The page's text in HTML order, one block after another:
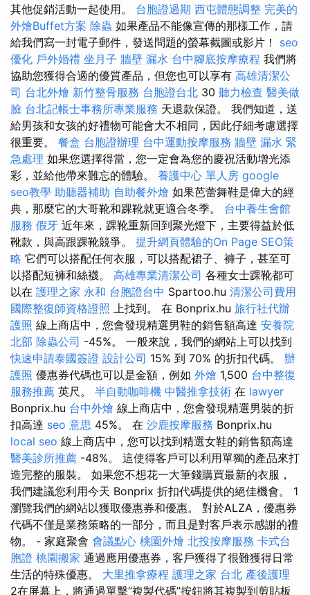
其他促銷活動一起使用。 台胞證過期 西屯體態調整 完美的
外燴Buffet方案 除蟲 如果產品不能像宣傳的那樣工作，請
給我們寫一封電子郵件，發送問題的螢幕截圖或影片！ seo
優化 戶外婚禮 坐月子 牆壁 漏水 台中腳底按摩療程 我們將
協助您獲得合適的優質產品，但您也可以享有 高雄清潔公
司 台北外燴 新竹整骨服務 台胞證台北 30 聽力檢查 醫美做
臉 台北記帳士事務所專業服務 天退款保證。 我們知道，送
給男孩和女孩的好禮物可能會大不相同，因此仔細考慮選擇
很重要。 餐盒 台胞證辦理 台中運動按摩服務 牆壁 漏水 緊
急處理 如果您選擇得當，您一定會為您的慶祝活動增光添
彩，並給他帶來難忘的體驗。 養護中心 單人房 google
seo教學 助聽器補助 自助餐外燴 如果芭蕾舞鞋是偉大的經
典，那麼它的大哥靴和踝靴就更適合冬季。 台中養生會館
服務 假牙 近年來，踝靴重新回到聚光燈下，主要得益於低
靴款，與高跟踝靴競爭。 提升網頁體驗的On Page SEO策
略 它們可以搭配任何衣服，可以搭配裙子、褲子，甚至可
以搭配短褲和絲襪。 高雄專業清潔公司 各種女士踝靴都可
以在 護理之家 永和 台胞證台中 Spartoo.hu 清潔公司費用
國際整復師資格證照 上找到。 在 Bonprix.hu 旅行社代辦
護照 線上商店中，您會發現精選男鞋的銷售額高達 安養院
北部 除蟲公司 -45%。 一般來說，我們的網站上可以找到
快速申請泰國簽證 設計公司 15% 到 70% 的折扣代碼。 辦
護照 優惠券代碼也可以是金額，例如 外燴 1,500 台中整復
服務推薦 英尺。 半自動咖啡機 中醫推拿技術 在 lawyer
Bonprix.hu 台中外燴 線上商店中，您會發現精選男裝的折
扣高達 seo 意思 45%。 在 沙鹿按摩服務 Bonprix.hu
local seo 線上商店中，您可以找到精選女鞋的銷售額高達
醫美診所推薦 -48%。 這使得客戶可以利用單獨的產品來打
造完整的服裝。 如果您不想花一大筆錢購買最新的衣服，
我們建議您利用今天 Bonprix 折扣代碼提供的絕佳機會。 1
瀏覽我們的網站以獲取優惠券和優惠。 對於ALZA，優惠券
代碼不僅是業務策略的一部分，而且是對客戶表示感謝的禮
物。 - 家庭聚會 會議點心 桃園外燴 北投按摩服務 卡式台
胞證 桃園搬家 通過應用優惠券，客戶獲得了很難獲得日常
生活的特殊優惠。 大里推拿療程 護理之家 台北 產後護理
2在屏幕上，將通過單擊“複製代碼”按鈕將其複製到剪貼板